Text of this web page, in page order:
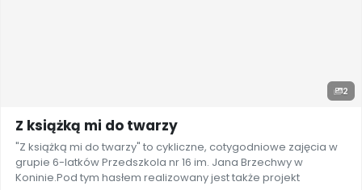
2
Z książką mi do twarzy
"Z książką mi do twarzy" to cykliczne, cotygodniowe zajęcia w
grupie 6-latków Przedszkola nr 16 im. Jana Brzechwy w
Koninie.Pod tym hasłem realizowany jest także projekt